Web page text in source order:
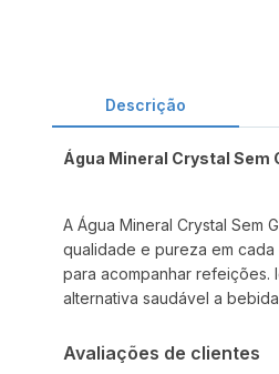
Descrição
Água Mineral Crystal Sem
A Água Mineral Crystal Sem
qualidade e pureza em cada
para acompanhar refeições.
alternativa saudável a
Avaliações de clientes